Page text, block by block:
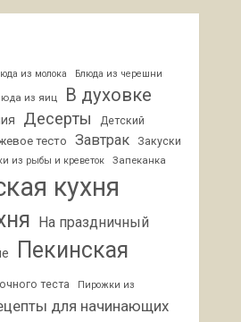
из молока Блюда из черешни
из яиц В духовке
Десерты
Детский
тесто Завтрак
Закуски
из рыбы и креветок Запеканка
кухня
На праздничный
Пекинская
теста
Пирожки из
для начинающих